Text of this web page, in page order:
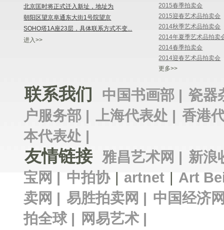
北京匡时将正式迁入新址，地址为
朝阳区望京阜通东大街1号院望京
SOHO塔1A座23层，具体联系方式不变...
进入>>
2015春季拍卖会
2015迎春艺术品拍卖会
2014秋季艺术品拍卖会
2014年夏季艺术品拍卖
2014春季拍卖会
2014迎春艺术品拍卖会
更多>>
联系我们 中国书画部 | 瓷器
户服务部 | 上海代表处 | 香港
本代表处 |
友情链接 雅昌艺术网 | 新浪
宝网 | 中拍协 | artnet | Art
卖网 | 易胜拍卖网 | 中国经济
拍全球 |
网易艺术 |